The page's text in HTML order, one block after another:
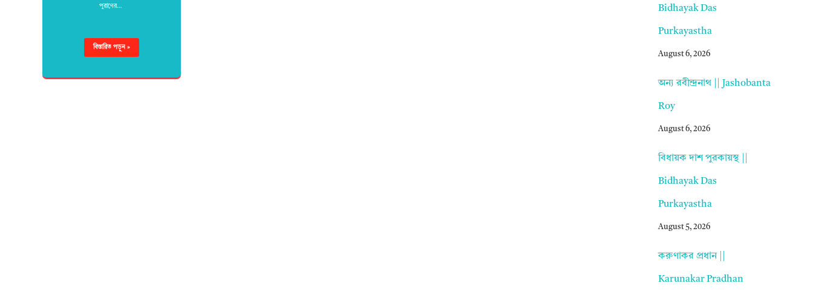
পুরাণের…
বিস্তারিত পড়ুন »
Bidhayak Das
Purkayastha
August 6, 2026
অন্য রবীন্দ্রনাথ || Jashobanta
Roy
August 6, 2026
বিধায়ক দাশ পুরকায়স্থ ||
Bidhayak Das
Purkayastha
August 5, 2026
করুণাকর প্রধান ||
Karunakar Pradhan